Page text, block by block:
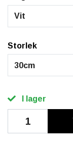
Vit
Storlek
30cm
I lager